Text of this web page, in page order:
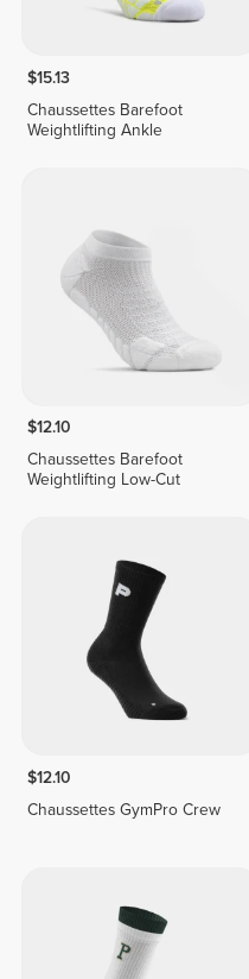
$15.13
Chaussettes Barefoot
Weightlifting Ankle
$12.10
Chaussettes Barefoot
Weightlifting Low-Cut
$12.10
Chaussettes GymPro Crew